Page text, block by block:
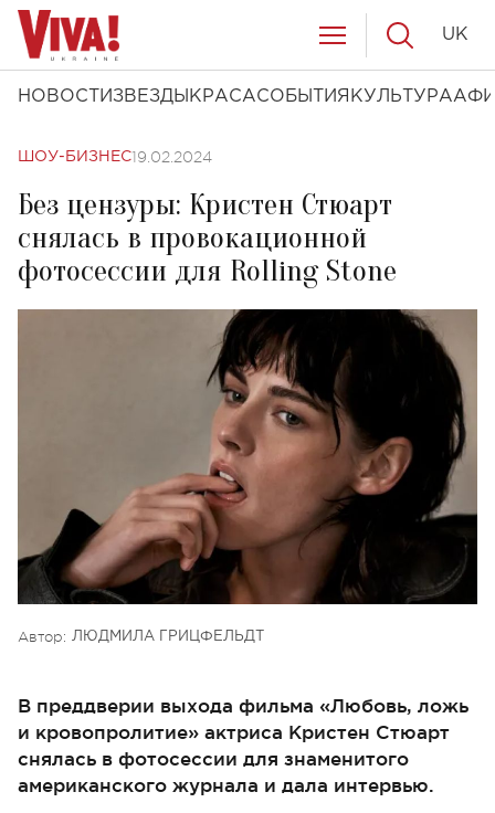
НОВОСТИ ЗВЕЗДЫ КРАСАСОБЫТИЯ КУЛЬТУРА
UK
ШОУ-БИЗНЕС19.02.2024
Без цензуры: Кристен Стюарт
снялась в провокационной
фотосессии для Rolling Stone
Автор: ЛЮДМИЛА ГРИЦФЕЛЬДТ
В преддверии выхода фильма «Любовь, ложь
и кровопролитие» актриса Кристен Стюарт
снялась в фотосессии для знаменитого
американского журнала и дала интервью.